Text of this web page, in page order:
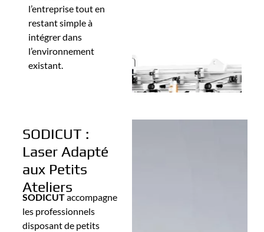
l’entreprise tout en
restant simple à
intégrer dans
l’environnement
existant.
SODICUT :
Laser Adapté
aux Petits
Ateliers
SODICUTaccompagne
les professionnels
disposant de petits